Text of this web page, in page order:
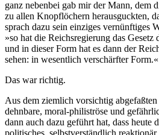
ganz nebenbei gab mir der Mann, dem
zu allen Knopflöchern herausguckten,
sprach dazu sein einziges vernünftiges
»so hat die Reichsregierung das Gesetz
und in dieser Form hat es dann der
sehen: in wesentlich verschärfter Form.«
Das war richtig.
Aus dem ziemlich vorsichtig
dehnbare, moral-philiströse und
dann auch dazu geführt hat, dass heute
politisches, selbstverständlich